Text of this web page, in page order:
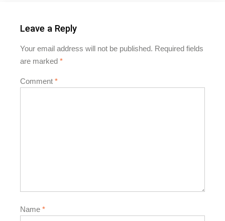
Leave a Reply
Your email address will not be published. Required fields
are marked *
Comment *
Name *